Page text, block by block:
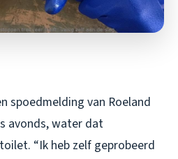
spoedmelding van Roeland
avonds, water dat
“Ik heb zelf geprobeerd